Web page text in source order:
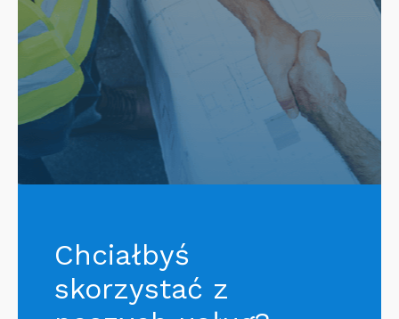
Chciałbyś
skorzystać z